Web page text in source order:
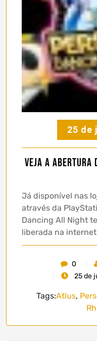
25 de
Veja a abertura
Já disponível nas
através da
Dancing All Night
liberada na
0
25 de
Tags:Atlus,